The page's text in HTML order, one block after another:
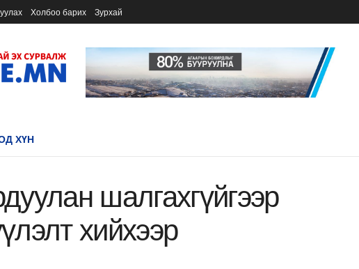
Холбоо барих Зурхай
ХҮН
шалгахгүйгээр
хийхээр